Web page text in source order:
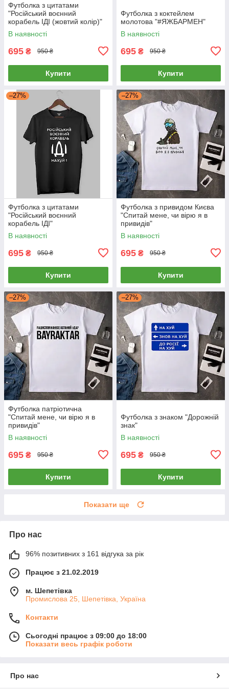
Футболка з цитатами
"Російський воєнний
корабель ІДІ (жовтий колір)"
В наявності
695 ₴ 950 ₴
Купити
Футболка з коктейлем
молотова "#ЯЖБАРМЕН"
В наявності
695 ₴ 950 ₴
Купити
–27%
Футболка з цитатами
"Російський воєнний
корабель ІДІ"
В наявності
695 ₴ 950 ₴
Купити
–27%
Футболка з привидом Києва
"Спитай мене, чи вірю я в
привидів"
В наявності
695 ₴ 950 ₴
Купити
–27%
Футболка патріотична
"Спитай мене, чи вірю я в
привидів"
В наявності
695 ₴ 950 ₴
Купити
–27%
Футболка з знаком "Дорожній
знак"
В наявності
695 ₴ 950 ₴
Купити
Показати ще
Про нас
96% позитивних з 161 відгука за рік
Працює з 21.02.2019
м. Шепетівка
Промислова 25, Шепетівка, Україна
Контакти
Сьогодні працює з 09:00 до 18:00
Показати весь графік роботи
Про нас